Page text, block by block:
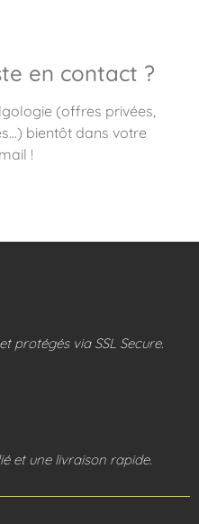
en contact ?
(offres privées,
bientôt dans votre
!
protégés via SSL Secure.
et une livraison rapide.